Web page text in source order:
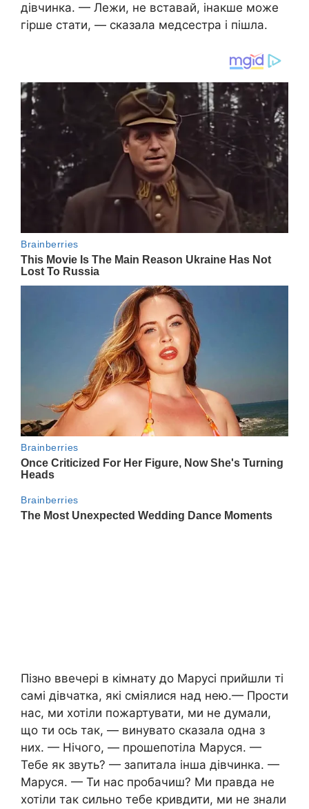
дівчинка. — Лежи, не вставай, інакше може
гірше стати, — сказала медсестра і пішла.
Пізно ввечері в кімнату до Марусі прийшли ті
самі дівчатка, які сміялися над нею.— Прости
нас, ми хотіли пожартувати, ми не думали,
що ти ось так, — винувато сказала одна з
них. — Нічого, — прошепотіла Маруся. —
Тебе як звуть? — запитала інша дівчинка. —
Маруся. — Ти нас пробачиш? Ми правда не
хотіли так сильно тебе кривдити, ми не знали